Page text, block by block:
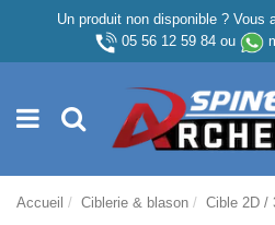
Un produit non disponible ? Vous
05 56 12 59 84ou
Accueil Ciblerie & blason Cible 2D /